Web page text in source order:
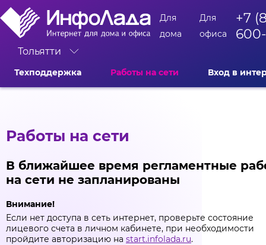
Тольятти
Для
дома
Для
офиса
+7
Техподдержка Работы на сети Вход в
Работы на сети
В ближайшее время регламентные
на сети не запланированы
Внимание!
Если нет доступа в сеть интернет, проверьте состояние
лицевого счета в личном кабинете, при необходимости
пройдите авторизацию на start.infolada.ru.